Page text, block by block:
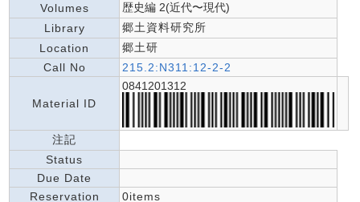
Volumes
歴史編 2(近代〜現代)
Library
郷土資料研究所
Location
郷土研
Call No
215.2:N311:12-2-2
Material ID
0841201312
注記
Status
Due Date
Reservation
0items